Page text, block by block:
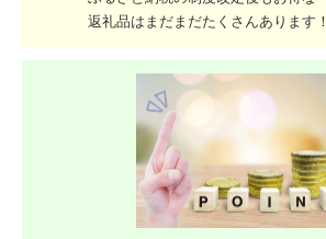
返礼品はまだまだたくさんあります！